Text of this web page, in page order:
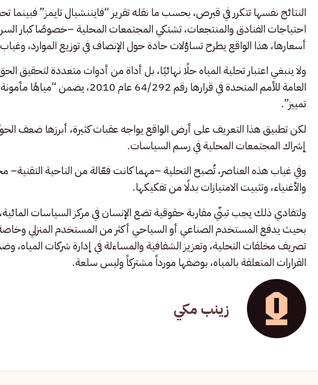
النتائج نفسها تتكرر في قبرص، بحسب ما نقله تقرير “فايننشيال تايمز” فبينما
احتياجات الفنادق والمنتجعات، تشتكي المجتمعات المحلية –خصوصًا كبار السن
أسعارها، هذا الواقع يطرح تساؤلات حادة حول الإنصاف في توزيع الموارد،
ولا ينبغي اعتبار تحلية المياه حلًا نهائيًا، بل أداة من أدوات متعددة لتحقيق
العامة للأمم المتحدة في قرارها رقم
تمييز”.
لكن تطبيق هذا التعريف على أرض الواقع يواجه عقبات كثيرة، أبرزها ضعف
إشراك المجتمعات المحلية في رسم السياسات.
وفي غياب هذه العناصر، تُصبح التحلية –مهما كانت فعّالة من الناحية التقنية–
والأغنياء، وتثبيت الامتيازات بدلًا من تفكيكها.
ولتفادي ذلك يجب تبنّي مقاربة حقوقية تضع الإنسان في مركز السياسات
بحيث يدفع المستخدم الصناعي أو السياحي أكثر من المستخدم المنزلي
تصريف مخلفات التحلية، وتعزيز الشفافية والمساءلة في إدارة شركات المياه،
القرارات المتعلقة بالمياه، بوصفها مورداً مشتركاً وليس سلعة.
زينب مكي